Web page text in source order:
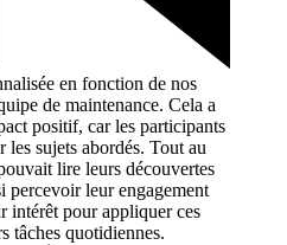
en fonction de nos
de maintenance. Cela a
positif, car les participants
les sujets abordés. Tout au
lire leurs découvertes
percevoir leur engagement
intérêt pour appliquer ces
tâches quotidiennes.